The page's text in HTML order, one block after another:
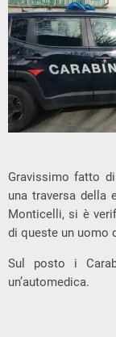
Gravissimo fatto
una traversa della
Monticelli, si è
di queste un uomo
Sul posto i
un’automedica.